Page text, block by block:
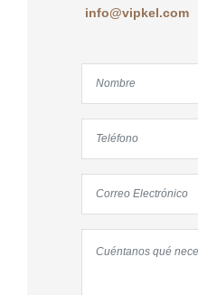
info@vipkel.com